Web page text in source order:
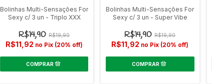
Bolinhas Multi-Sensações For
Sexy c/ 3 un - Triplo XXX
R$14,90 R$19,90
R$11,92 no Pix (20% off)
Bolinhas Multi-Sensações For
Sexy c/ 3 un - Super Vibe
R$14,90 R$19,90
R$11,92 no Pix (20% off)